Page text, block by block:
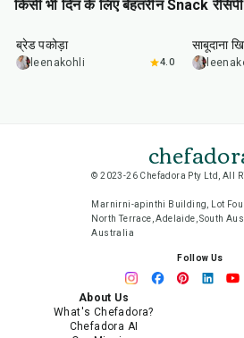
किसी भी दिन के लिए बेहतरीन Snack रेसिपी
15
ब्रेड पकोड़ा
leenakohli 4.0
hr 20
साबूदाना
© 2023-26 Chefadora Pty Ltd, All
Marnirni-apinthi Building, Lot
North Terrace, Adelaide, South
Australia
Follow Us
About Us
What's Chefadora?
Chefadora AI